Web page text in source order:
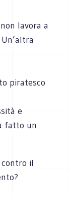
lavora a
piratesco
e
fatto un
il